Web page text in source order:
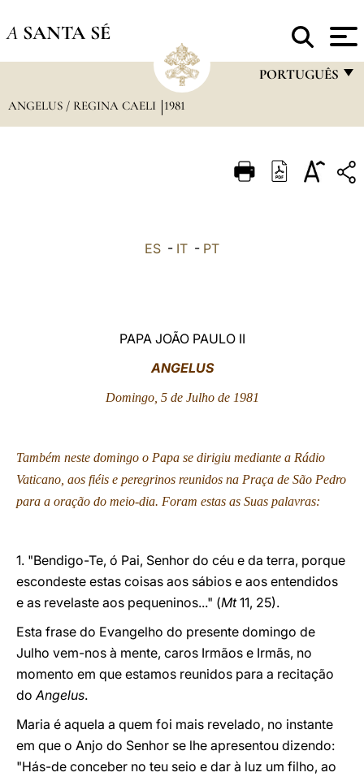
A SANTA SÉ
PORTUGUÊS
ITALIANO
ANGELUS / REGINA CAELI 1981
ES - IT - PT
PAPA JOÃO PAULO II
ANGELUS
Domingo, 5 de Julho de 1981
Também neste domingo o Papa se dirigiu mediante a Rádio
Vaticano, aos fiéis e peregrinos reunidos na Praça de São Pedro
para a oração do meio-dia. Foram estas as Suas palavras:
1. "Bendigo-Te, ó Pai, Senhor do céu e da terra, porque
escondeste estas coisas aos sábios e aos entendidos
e as revelaste aos pequeninos..." (Mt11, 25).
Esta frase do Evangelho do presente domingo de
Julho vem-nos à mente, caros Irmãos e Irmãs, no
momento em que estamos reunidos para a recitação
doAngelus.
Maria é aquela a quem foi mais revelado, no instante
em que o Anjo do Senhor se lhe apresentou dizendo:
"Hás-de conceber no teu seio e dar à luz um filho, ao